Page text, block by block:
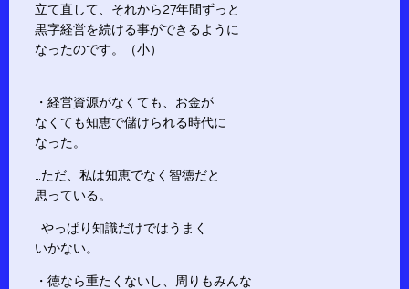
立て直して、それから27年間ずっと
黒字経営を続ける事ができるように
なったのです。（小）
・経営資源がなくても、お金が
なくても知恵で儲けられる時代に
なった。
…ただ、私は知恵でなく智徳だと
思っている。
…やっぱり知識だけではうまく
いかない。
・徳なら重たくないし、周りもみんな